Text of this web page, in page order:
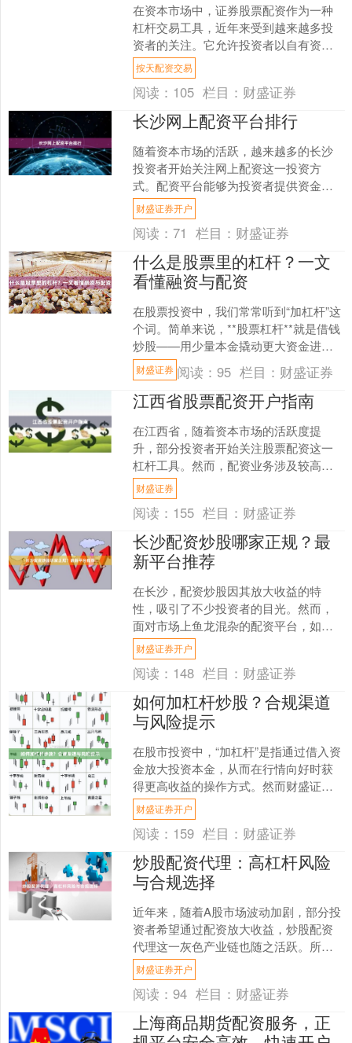
在资本市场中，证券股票配资作为一种
杠杆交易工具，近年来受到越来越多投
资者的关注。它允许投资者以自有资金
作为保证金按天配资交易，向配资平台
借入额外资金进行股票交易....
按天配资交易
阅读： 105 栏目： 财盛证券
长沙网上配资平台排行
随着资本市场的活跃，越来越多的长沙
投资者开始关注网上配资这一投资方
式。配资平台能够为投资者提供资金杠
杆，但同时也伴随着风险。为了帮助长
沙本地投资者更好地选择安全....
财盛证券开户
阅读：71 栏目： 财盛证券
什么是股票里的杠杆？一文
看懂融资与配资
在股票投资中，我们常常听到“加杠杆”这
个词。简单来说，**股票杠杆**就是借钱
炒股——用少量本金撬动更大资金进行
交易，从而放大收益或亏损。目前市场
上最常见的两种....
财盛证券 阅读：95 栏目： 财盛证券
江西省股票配资开户指南
在江西省，随着资本市场的活跃度提
升，部分投资者开始关注股票配资这一
杠杆工具。然而，配资业务涉及较高风
险，且监管政策持续收紧。本文旨在为
江西投资者提供一份合规、清....
财盛证券
阅读： 155 栏目： 财盛证券
长沙配资炒股哪家正规？最
新平台推荐
在长沙，配资炒股因其放大收益的特
性，吸引了不少投资者的目光。然而，
面对市场上鱼龙混杂的配资平台，如何
找到正规、安全的渠道，成为许多股民
最关心的问题。本文将从合规....
财盛证券开户
阅读： 148 栏目： 财盛证券
如何加杠杆炒股？合规渠道
与风险提示
在股市投资中，“加杠杆”是指通过借入资
金放大投资本金，从而在行情向好时获
得更高收益的操作方式。然而财盛证券
开户，杠杆是一把双刃剑，既能放大收
益，也会成倍放大亏损....
财盛证券开户
阅读： 159 栏目： 财盛证券
炒股配资代理：高杠杆风险
与合规选择
近年来，随着A股市场波动加剧，部分投
资者希望通过配资放大收益，炒股配资
代理这一灰色产业链也随之活跃。所谓
配资代理，是指为投资者提供资金借贷
服务的中介，通常承诺“....
财盛证券开户
阅读：94 栏目： 财盛证券
上海商品期货配资服务，正